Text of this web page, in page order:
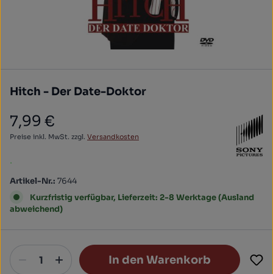
Hitch - Der Date-Doktor
Regulärer Preis:
7,99 €
Preise inkl. MwSt. zzgl. Versandkosten
.
Artikel-Nr.: 7644
Kurzfristig verfügbar, Lieferzeit: 2-8 Werktage (Ausland
abweichend)
In den Warenkorb